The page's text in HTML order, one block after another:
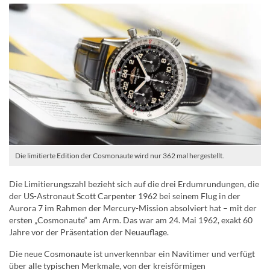
Die limitierte Edition der Cosmonaute wird nur 362 mal hergestellt.
Die Limitierungszahl bezieht sich auf die drei Erdumrundungen, die
der US-Astronaut Scott Carpenter 1962 bei seinem Flug in der
Aurora 7 im Rahmen der Mercury-Mission absolviert hat – mit der
ersten „Cosmonaute“ am Arm. Das war am 24. Mai 1962, exakt 60
Jahre vor der Präsentation der Neuauflage.
Die neue Cosmonaute ist unverkennbar ein Navitimer und verfügt
über alle typischen Merkmale, von der kreisförmigen